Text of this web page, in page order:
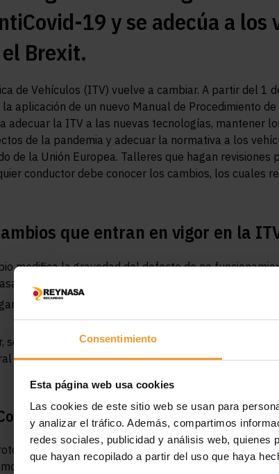
Consentimiento
Esta página web usa cookies
Las cookies de este sitio web se usan para
y analizar el tráfico. Además, compartimos
redes sociales, publicidad y análisis web, quienes
que hayan recopilado a partir del uso que haya
19 y se adecúa a los
Brexit.
de Vehículos (ITV) vuelve a cambiar. A partir del 1
aplicación de un nuevo Manual de Procedimiento
adecuar la ITV a las nuevas tecnologías, mantener
de la pandemia y adecuar la normativa a los
de la Unión Europea. Talleres que hagan
conductor debe conocer los cambios, los cuales
que entran en vigor en la
modifica la gravedad del defecto de no
de considerarse leve a grave.
el posible desprendimiento de los espejos
se establece la posibilidad de comprobar los datos
de Vehículos de la Dirección General de Tráfico
y efectos del Brexit
antiCovid, se mantienen las medidas de
el contacto entre el inspector y el usuario.